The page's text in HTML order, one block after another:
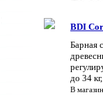
BDI
Барная
до 34
В